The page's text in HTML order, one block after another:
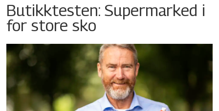
Butikktesten: Supermarked i
for store sko